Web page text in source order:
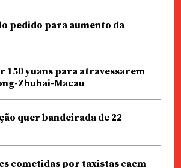
pedido para aumento da
150 yuans para atravessarem
Zhuhai-Macau
quer bandeirada de 22
cometidas por taxistas caem